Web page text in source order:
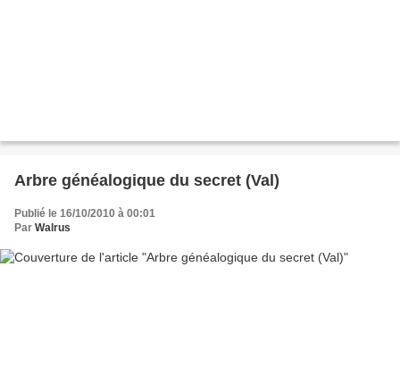
Arbre généalogique du secret (Val)
Publié le 16/10/2010 à 00:01
Par Walrus